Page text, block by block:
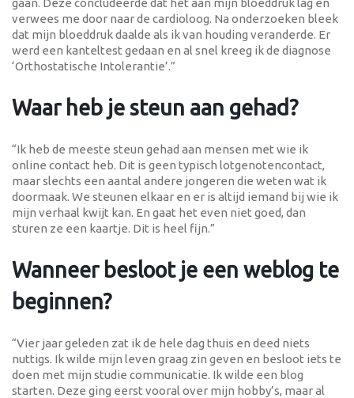
gaan. Deze concludeerde dat het aan mijn bloeddruk lag en
verwees me door naar de cardioloog. Na onderzoeken bleek
dat mijn bloeddruk daalde als ik van houding veranderde. Er
werd een kanteltest gedaan en al snel kreeg ik de diagnose
‘Orthostatische Intolerantie’.”
Waar heb je steun aan gehad?
“Ik heb de meeste steun gehad aan mensen met wie ik
online contact heb. Dit is geen typisch lotgenotencontact,
maar slechts een aantal andere jongeren die weten wat ik
doormaak. We steunen elkaar en er is altijd iemand bij wie ik
mijn verhaal kwijt kan. En gaat het even niet goed, dan
sturen ze een kaartje. Dit is heel fijn.”
Wanneer besloot je een weblog te
beginnen?
“Vier jaar geleden zat ik de hele dag thuis en deed niets
nuttigs. Ik wilde mijn leven graag zin geven en besloot iets te
doen met mijn studie communicatie. Ik wilde een blog
starten. Deze ging eerst vooral over mijn hobby’s, maar al